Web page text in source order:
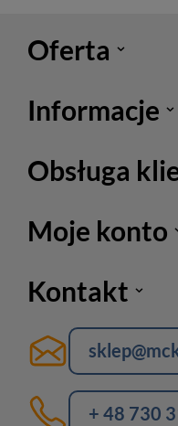
Oferta
Informacje
Obsługa
Moje konto
Kontakt
+ 48 730